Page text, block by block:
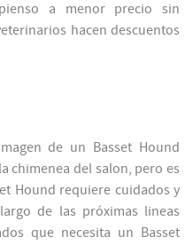
a menor precio sin
hacen descuentos
de un Basset Hound
chimenea del salon, pero es
Hound requiere cuidados y
de las próximas lineas
que necesita un Basset